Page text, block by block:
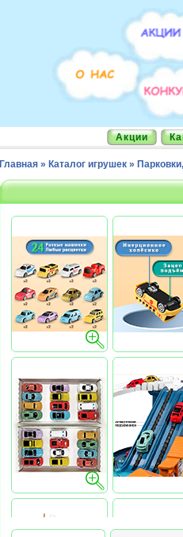
Акции
Главная » Каталог игрушек »